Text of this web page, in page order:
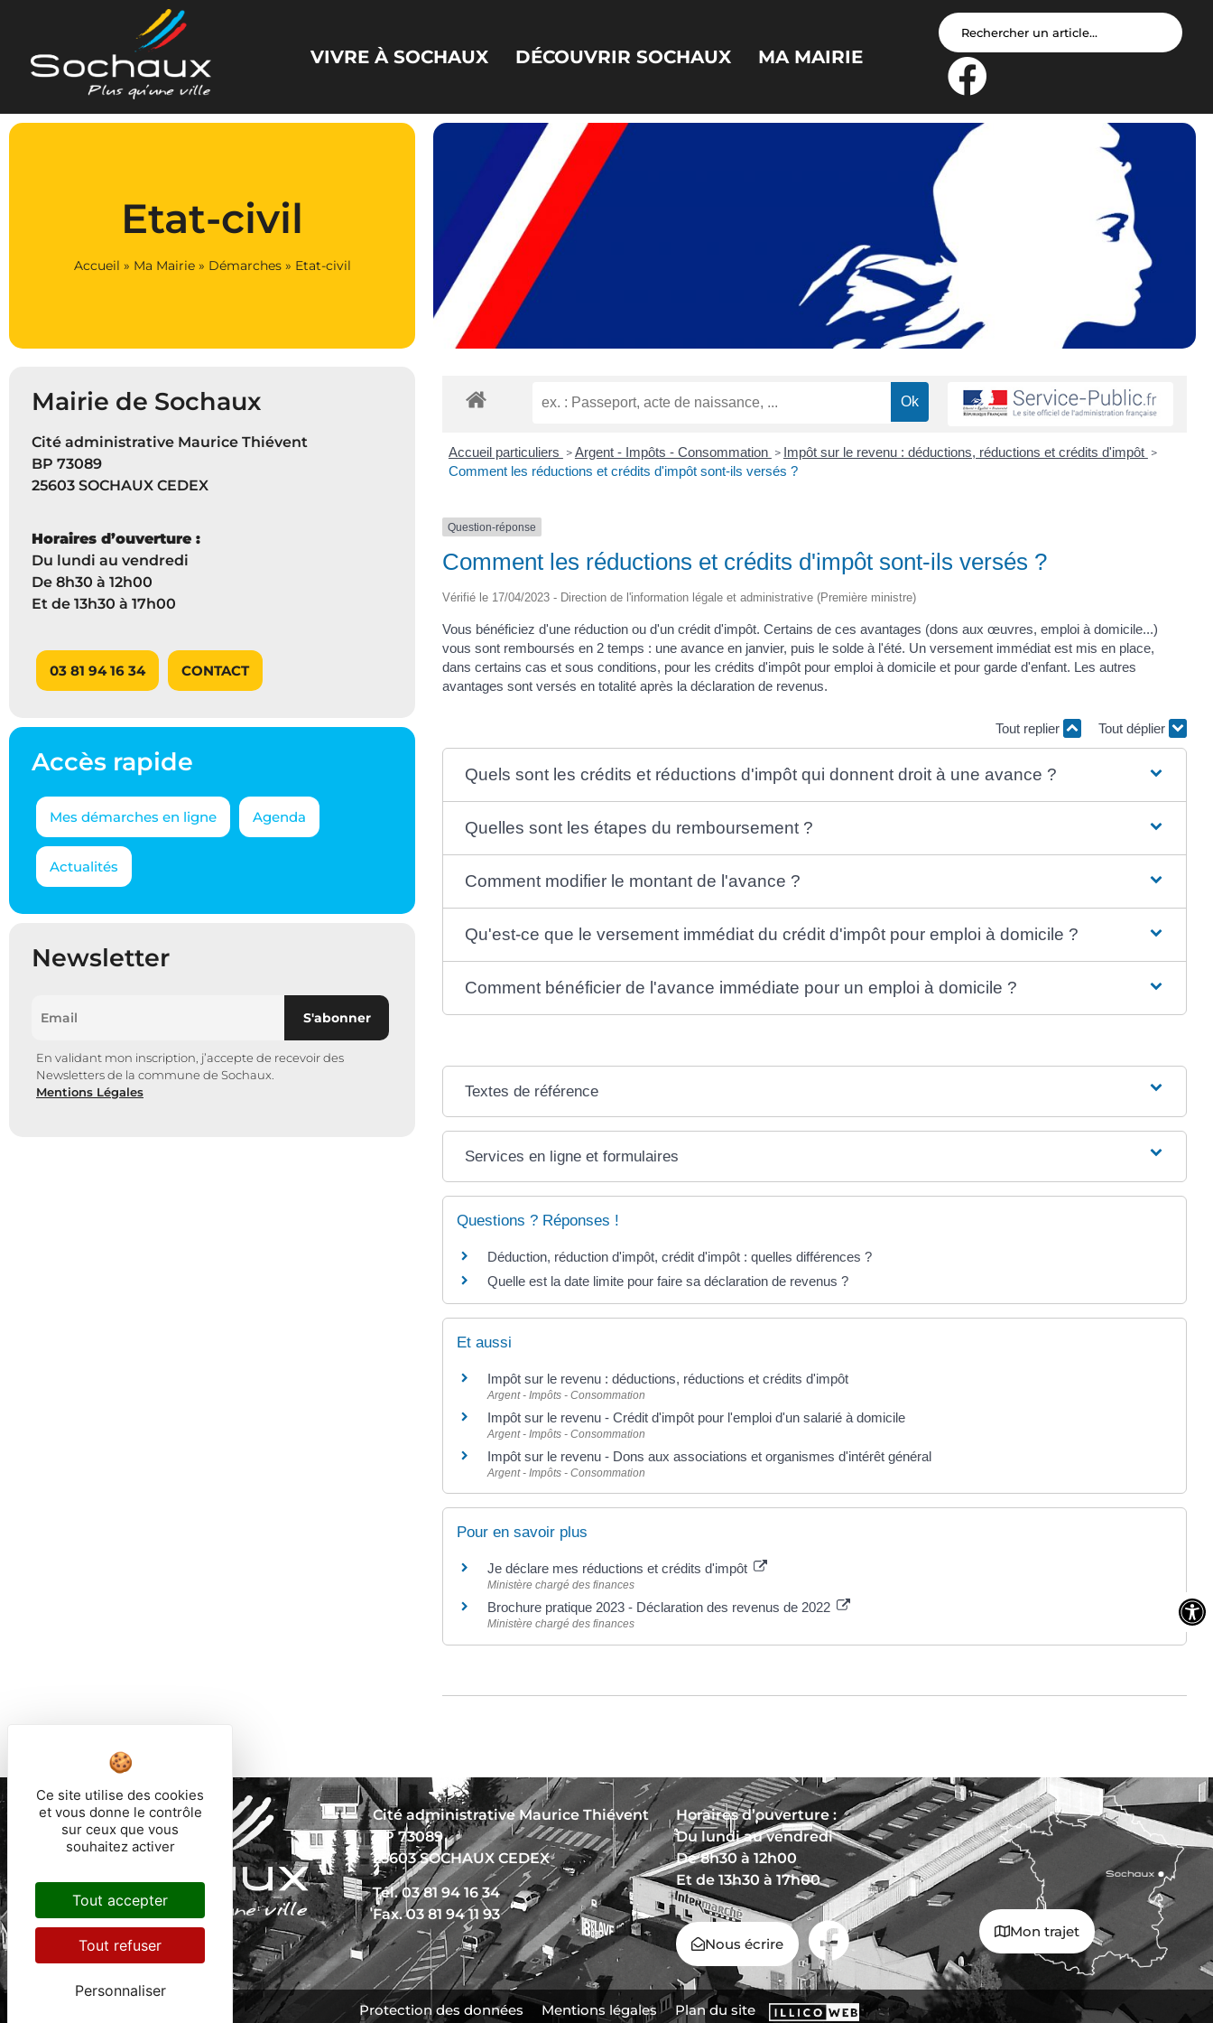
VIVRE À SOCHAUX DÉCOUVRIR SOCHAUX MA MAIRIE
Etat-civil
Accueil » Ma Mairie» Démarches» Etat-civil
Mairie de Sochaux
Cité administrative Maurice Thiévent
BP 73089
25603 SOCHAUX CEDEX
Horaires d’ouverture :
Du lundi au vendredi
De 8h30 à 12h00
Et de 13h30 à 17h00
03 81 94 16 34 CONTACT
Accès rapide
Mes démarches en ligne Agenda
Actualités
Newsletter
En validant mon inscription, j’accepte de recevoir des
Newsletters de la commune de Sochaux.
Mentions Légales
Accueil particuliers >Argent - Impôts - Consommation > Impôt sur le revenu : déductions, réductions et crédits d'impôt >
Comment les réductions et crédits d'impôt sont-ils versés ?
Question-réponse
Comment les réductions et crédits d'impôt sont-ils versés ?
Vérifié le 17/04/2023 - Direction de l'information légale et administrative (Première ministre)
Vous bénéficiez d'une réduction ou d'un crédit d'impôt. Certains de ces avantages (dons aux œuvres, emploi à domicile...)
vous sont remboursés en 2 temps : une avance en janvier, puis le solde à l'été. Un versement immédiat est mis en place,
dans certains cas et sous conditions, pour les crédits d'impôt pour emploi à domicile et pour garde d'enfant. Les autres
avantages sont versés en totalité après la déclaration de revenus.
Tout replier Tout déplier
Quels sont les crédits et réductions d'impôt qui donnent droit à une avance ?
Quelles sont les étapes du remboursement ?
Comment modifier le montant de l'avance ?
Qu'est-ce que le versement immédiat du crédit d'impôt pour emploi à domicile ?
Comment bénéficier de l'avance immédiate pour un emploi à domicile ?
Textes de référence
Services en ligne et formulaires
Questions ? Réponses !
Déduction, réduction d'impôt, crédit d'impôt : quelles différences ?
Quelle est la date limite pour faire sa déclaration de revenus ?
Et aussi
Impôt sur le revenu : déductions, réductions et crédits d'impôt
Argent - Impôts - Consommation
Impôt sur le revenu - Crédit d'impôt pour l'emploi d'un salarié à domicile
Argent - Impôts - Consommation
Impôt sur le revenu - Dons aux associations et organismes d'intérêt général
Argent - Impôts - Consommation
Pour en savoir plus
Je déclare mes réductions et crédits d'impôt
Ministère chargé des finances
Brochure pratique 2023 - Déclaration des revenus de 2022
Ministère chargé des finances
Cité administrative Maurice Thiévent
BP 73089
25603 SOCHAUX CEDEX
Tél. 03 81 94 16 34
Fax. 03 81 94 11 93
Horaires d’ouverture :
Du lundi au vendredi
De 8h30 à 12h00
Et de 13h30 à 17h00
Nous écrire
Mon trajet
Protection des données Mentions légales Plan du site
Panneau de gestion des cookies
Ce site utilise des cookies
et vous donne le contrôle
sur ceux que vous
souhaitez activer
Tout accepter
Tout refuser
Personnaliser